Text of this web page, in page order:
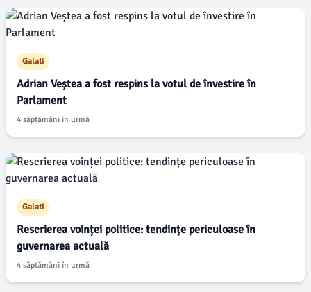
Galati
Adrian Veștea a fost respins la votul de învestire în
Parlament
4 săptămâni în urmă
Galati
Rescrierea voinței politice: tendințe periculoase în
guvernarea actuală
4 săptămâni în urmă